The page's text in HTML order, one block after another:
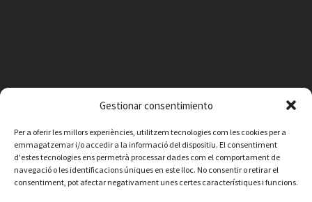
Gestionar consentimiento
Per a oferir les millors experiències, utilitzem tecnologies com les cookies per a
emmagatzemar i/o accedir a la informació del dispositiu. El consentiment
d'estes tecnologies ens permetrà processar dades com el comportament de
navegació o les identificacions úniques en este lloc. No consentir o retirar el
consentiment, pot afectar negativament unes certes característiques i funcions.